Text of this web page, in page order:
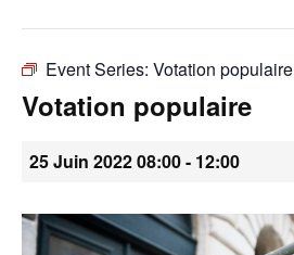
Canton
Event Series: Votation populaire
Votation populaire
25 Juin 2022 08:00- 12:00